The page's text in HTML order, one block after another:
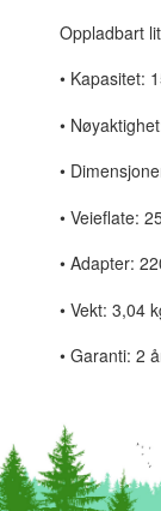
Oppladbart
• Kapasitet:
•
•
• Veieflate:
• Adapter:
• Vekt: 3,04
• Garanti: 2